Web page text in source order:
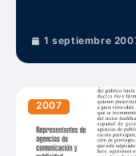
1 septiembre
2007